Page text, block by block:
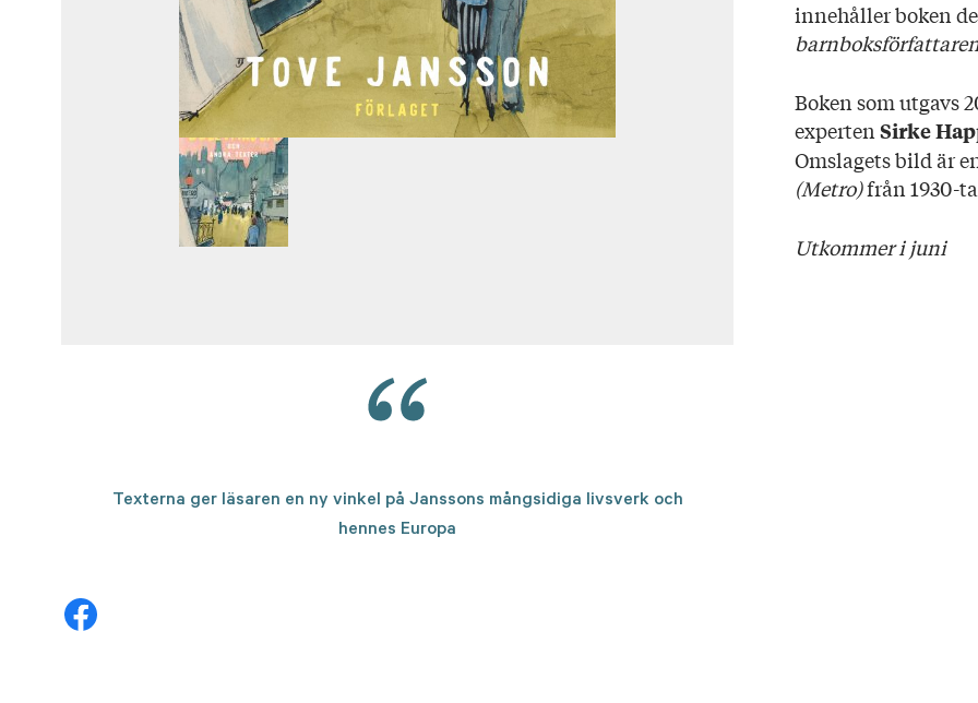
Texterna ger läsaren en ny vinkel på Janssons mångsidiga livsverk och
hennes Europa
innehåller boken
Boken som utgavs
experten Sirke
Omslagets bild är
(Metro)från 1930-
Utkommer i juni